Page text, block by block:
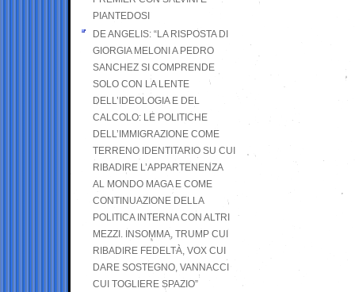
PIANTEDOSI
DE ANGELIS: “LA RISPOSTA DI
GIORGIA MELONI A PEDRO
SANCHEZ SI COMPRENDE
SOLO CON LA LENTE
DELL’IDEOLOGIA E DEL
CALCOLO: LE POLITICHE
DELL’IMMIGRAZIONE COME
TERRENO IDENTITARIO SU CUI
RIBADIRE L’APPARTENENZA
AL MONDO MAGA E COME
CONTINUAZIONE DELLA
POLITICA INTERNA CON ALTRI
MEZZI. INSOMMA, TRUMP CUI
RIBADIRE FEDELTÀ, VOX CUI
DARE SOSTEGNO, VANNACCI
CUI TOGLIERE SPAZIO”